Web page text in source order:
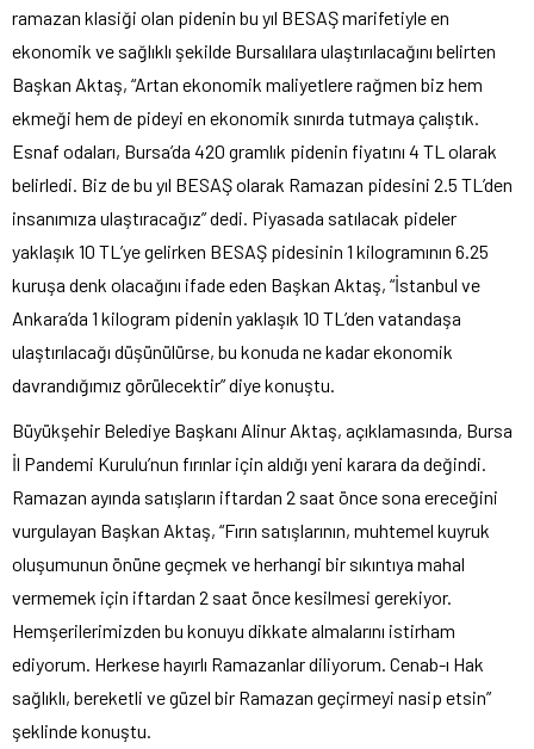
ramazan klasiği olan pidenin bu yıl BESAŞ marifetiyle en
ekonomik ve sağlıklı şekilde Bursalılara ulaştırılacağını belirten
Başkan Aktaş, “Artan ekonomik maliyetlere rağmen biz hem
ekmeği hem de pideyi en ekonomik sınırda tutmaya çalıştık.
Esnaf odaları, Bursa’da 420 gramlık pidenin fiyatını 4 TL olarak
belirledi. Biz de bu yıl BESAŞ olarak Ramazan pidesini 2.5 TL’den
insanımıza ulaştıracağız” dedi. Piyasada satılacak pideler
yaklaşık 10 TL’ye gelirken BESAŞ pidesinin 1 kilogramının 6.25
kuruşa denk olacağını ifade eden Başkan Aktaş, “İstanbul ve
Ankara’da 1 kilogram pidenin yaklaşık 10 TL’den vatandaşa
ulaştırılacağı düşünülürse, bu konuda ne kadar ekonomik
davrandığımız görülecektir” diye konuştu.
Büyükşehir Belediye Başkanı Alinur Aktaş, açıklamasında, Bursa
İl Pandemi Kurulu’nun fırınlar için aldığı yeni karara da değindi.
Ramazan ayında satışların iftardan 2 saat önce sona ereceğini
vurgulayan Başkan Aktaş, “Fırın satışlarının, muhtemel kuyruk
oluşumunun önüne geçmek ve herhangi bir sıkıntıya mahal
vermemek için iftardan 2 saat önce kesilmesi gerekiyor.
Hemşerilerimizden bu konuyu dikkate almalarını istirham
ediyorum. Herkese hayırlı Ramazanlar diliyorum. Cenab-ı Hak
sağlıklı, bereketli ve güzel bir Ramazan geçirmeyi nasip etsin”
şeklinde konuştu.